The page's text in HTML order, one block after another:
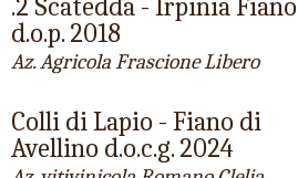
d.o.p. 2018
Az. Agricola Frascione Libero
Colli di Lapio - Fiano di
Avellino d.o.c.g. 2024